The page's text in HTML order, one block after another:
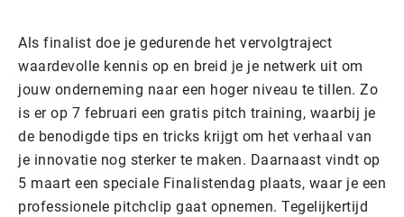
Als finalist doe je gedurende het vervolgtraject
waardevolle kennis op en breid je je netwerk uit om
jouw onderneming naar een hoger niveau te tillen. Zo
is er op 7 februari een gratis pitch training, waarbij je
de benodigde tips en tricks krijgt om het verhaal van
je innovatie nog sterker te maken. Daarnaast vindt op
5 maart een speciale Finalistendag plaats, waar je een
professionele pitchclip gaat opnemen. Tegelijkertijd